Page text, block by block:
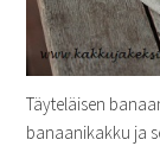
Täyteläisen
banaanikakku ja